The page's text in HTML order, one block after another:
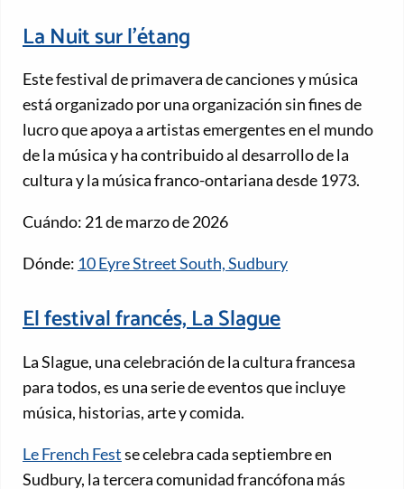
La Nuit sur l'étang
Este festival de primavera de canciones y música
está organizado por una organización sin fines de
lucro que apoya a artistas emergentes en el mundo
de la música y ha contribuido al desarrollo de la
cultura y la música franco-ontariana desde 1973.
Cuándo: 21 de marzo de 2026
Dónde: 10 Eyre Street South, Sudbury
El festival francés, La Slague
La Slague, una celebración de la cultura francesa
para todos, es una serie de eventos que incluye
música, historias, arte y comida.
Le French Festse celebra cada septiembre en
Sudbury, la tercera comunidad francófona más